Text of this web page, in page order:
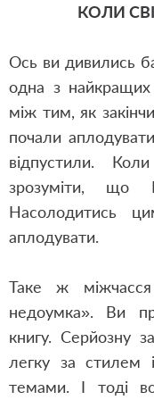
КОЛИ
Ось ви дивились
одна з
між тим, як
почали
відпустили.
зрозуміти, що
Насолодитись
аплодувати.
Таке ж
недоумка». Ви
книгу. Серйозну
легку за стилем
темами. І тоді